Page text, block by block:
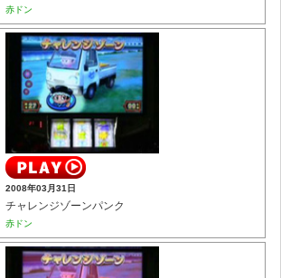
赤ドン
2008年03月31日
チャレンジゾーンパンク
赤ドン